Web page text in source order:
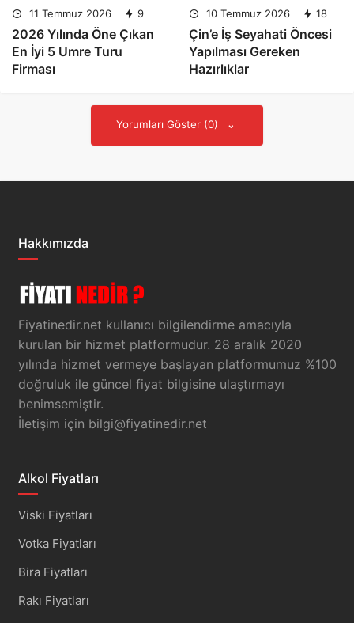
11 Temmuz 2026 9
2026 Yılında Öne Çıkan
En İyi 5 Umre Turu
Firması
10 Temmuz 2026 18
Çin’e İş Seyahati Öncesi
Yapılması Gereken
Hazırlıklar
Yorumları Göster (0)
Hakkımızda
Fiyatinedir.net kullanıcı bilgilendirme amacıyla
kurulan bir hizmet platformudur. 28 aralık 2020
yılında hizmet vermeye başlayan platformumuz %100
doğruluk ile güncel fiyat bilgisine ulaştırmayı
benimsemiştir.
İletişim için bilgi@fiyatinedir.net
Alkol Fiyatları
Viski Fiyatları
Votka Fiyatları
Bira Fiyatları
Rakı Fiyatları